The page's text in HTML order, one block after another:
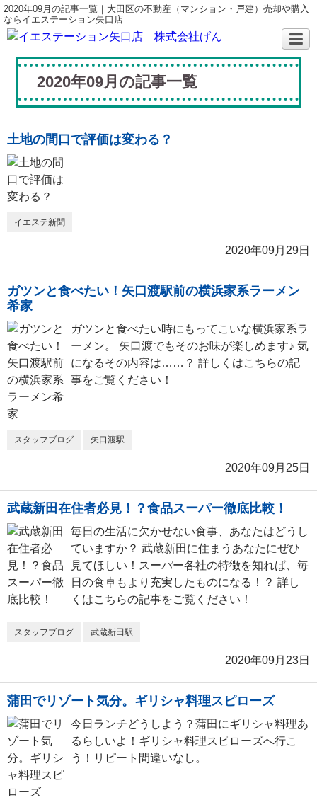
2020年09月の記事一覧｜大田区の不動産（マンション・戸建）売却や購入
ならイエステーション矢口店
2020年09月の記事一覧
土地の間口で評価は変わる？
イエステ新聞
2020年09月29日
ガツンと食べたい！矢口渡駅前の横浜家系ラーメン
希家
ガツンと食べたい時にもってこいな横浜家系ラ
ーメン。 矢口渡でもそのお味が楽しめます♪ 気
になるその内容は……？ 詳しくはこちらの記
事をご覧ください！
スタッフブログ 矢口渡駅
2020年09月25日
武蔵新田在住者必見！？食品スーパー徹底比較！
毎日の生活に欠かせない食事、あなたはどうし
ていますか？ 武蔵新田に住まうあなたにぜひ
見てほしい！スーパー各社の特徴を知れば、毎
日の食卓もより充実したものになる！？ 詳し
くはこちらの記事をご覧ください！
スタッフブログ 武蔵新田駅
2020年09月23日
蒲田でリゾート気分。ギリシャ料理スピローズ
今日ランチどうしよう？蒲田にギリシャ料理あ
るらしいよ！ギリシャ料理スピローズへ行こ
う！リピート間違いなし。